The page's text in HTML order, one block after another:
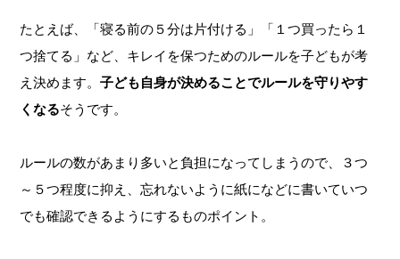
たとえば、「寝る前の５分は片付ける」「１つ買ったら１
つ捨てる」など、キレイを保つためのルールを子どもが考
え決めます。子ども自身が決めることでルールを守りやす
くなるそうです。
ルールの数があまり多いと負担になってしまうので、３つ
～５つ程度に抑え、忘れないように紙になどに書いていつ
でも確認できるようにするものポイント。